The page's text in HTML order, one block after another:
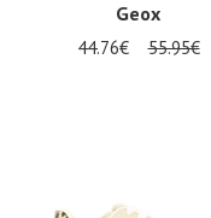
Geox
44.76€ 55.95€